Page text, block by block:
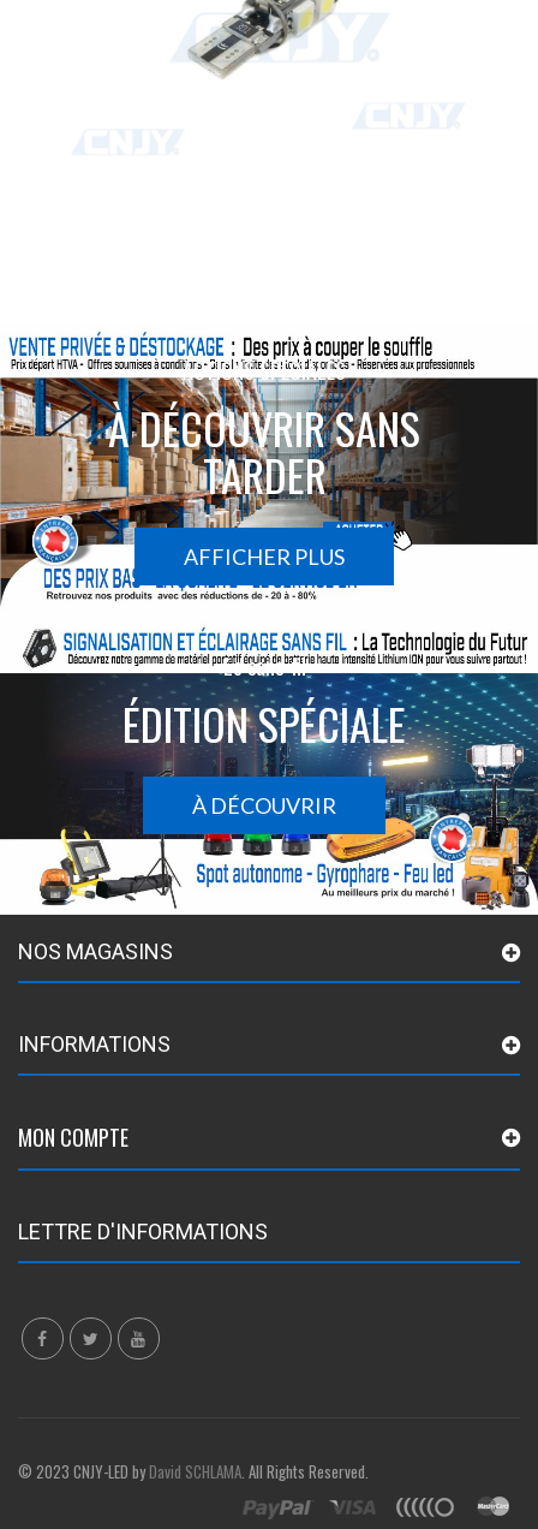
ACTIONS SPÉCIALES
À DÉCOUVRIR SANS
TARDER
AFFICHER PLUS
Le sans-fil
ÉDITION SPÉCIALE
À DÉCOUVRIR
NOS MAGASINS
INFORMATIONS
MON COMPTE
LETTRE D'INFORMATIONS
© 2023 CNJY-LED byDavid SCHLAMA. All Rights Reserved.